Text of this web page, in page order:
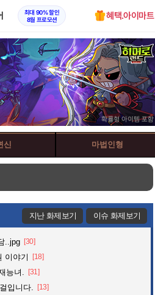
최대 90% 할인
8월 프로모션
혜택.아이마트
신 마법인형
지난 화제보기 이슈 화제보기
..jpg [30]
이야기 [18]
능녀. [31]
입니다. [13]